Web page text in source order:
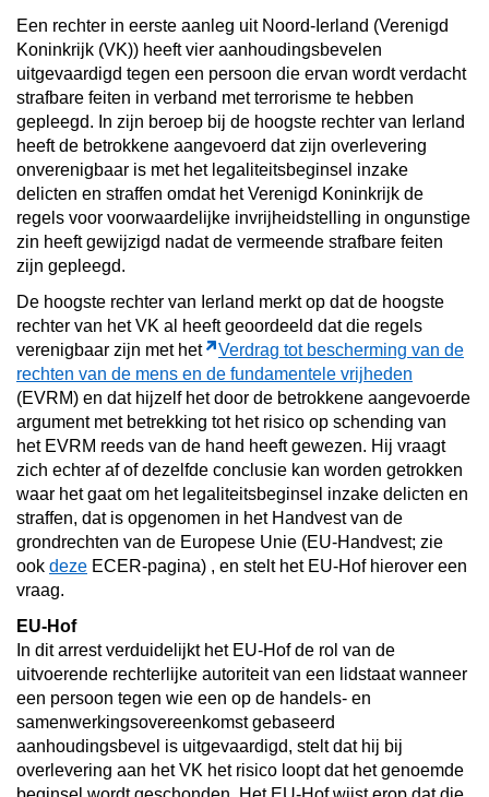
Een rechter in eerste aanleg uit Noord-Ierland (Verenigd
Koninkrijk (VK)) heeft vier aanhoudingsbevelen
uitgevaardigd tegen een persoon die ervan wordt verdacht
strafbare feiten in verband met terrorisme te hebben
gepleegd. In zijn beroep bij de hoogste rechter van Ierland
heeft de betrokkene aangevoerd dat zijn overlevering
onverenigbaar is met het legaliteitsbeginsel inzake
delicten en straffen omdat het Verenigd Koninkrijk de
regels voor voorwaardelijke invrijheidstelling in ongunstige
zin heeft gewijzigd nadat de vermeende strafbare feiten
zijn gepleegd.
De hoogste rechter van Ierland merkt op dat de hoogste
rechter van het VK al heeft geoordeeld dat die regels
verenigbaar zijn met het
Verdrag tot bescherming van de
rechten van de mens en de fundamentele vrijheden
(EVRM) en dat hijzelf het door de betrokkene aangevoerde
argument met betrekking tot het risico op schending van
het EVRM reeds van de hand heeft gewezen. Hij vraagt
zich echter af of dezelfde conclusie kan worden getrokken
waar het gaat om het legaliteitsbeginsel inzake delicten en
straffen, dat is opgenomen in het Handvest van de
grondrechten van de Europese Unie (EU-Handvest; zie
ook deze ECER-pagina) , en stelt het EU-Hof hierover een
vraag.
EU-Hof
In dit arrest verduidelijkt het EU-Hof de rol van de
uitvoerende rechterlijke autoriteit van een lidstaat wanneer
een persoon tegen wie een op de handels- en
samenwerkingsovereenkomst gebaseerd
aanhoudingsbevel is uitgevaardigd, stelt dat hij bij
overlevering aan het VK het risico loopt dat het genoemde